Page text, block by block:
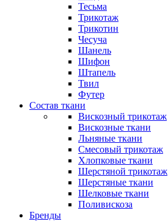
Тесьма
Трикотаж
Трикотин
Чесуча
Шанель
Шифон
Штапель
Твил
Футер
Состав ткани
Вискозный трикотаж
Вискозные ткани
Льняные ткани
Смесовый трикотаж
Хлопковые ткани
Шерстяной трикотаж
Шерстяные ткани
Шелковые ткани
Поливискоза
Бренды